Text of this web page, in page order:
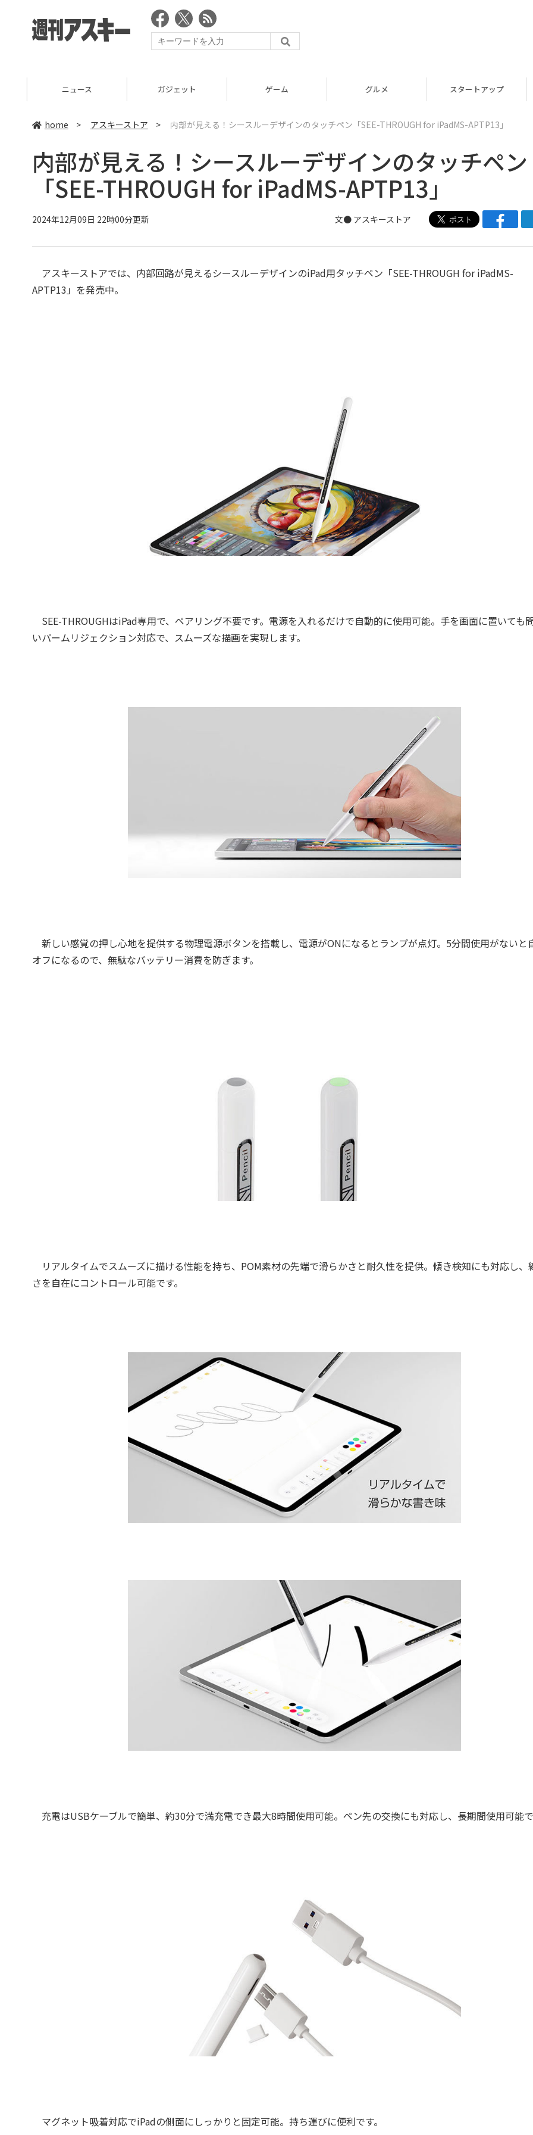
ニュース ガジェット スタートアップ
home > アスキーストア > 内部が見える！シースルーデザインのタッチペン「SEE-THROUGH for iPadMS-APTP13」
内部が見える！シースルーデザインのタッチペン
「SEE-THROUGH for iPadMS-APTP13」
2024年12月09日 22時00分更新 文● アスキーストア
アスキーストアでは、内部回路が見えるシースルーデザインのiPad用タッチペン「SEE-THROUGH for iPadMS-
APTP13」を発売中。
SEE-THROUGHはiPad専用で、ペアリング不要です。電源を入れるだけで自動的に使用可能。手を画面に置いても
いパームリジェクション対応で、スムーズな描画を実現します。
新しい感覚の押し心地を提供する物理電源ボタンを搭載し、電源がONになるとランプが点灯。5分間使用がないと
オフになるので、無駄なバッテリー消費を防ぎます。
リアルタイムでスムーズに描ける性能を持ち、POM素材の先端で滑らかさと耐久性を提供。傾き検知にも対応し、
さを自在にコントロール可能です。
充電はUSBケーブルで簡単、約30分で満充電でき最大8時間使用可能。ペン先の交換にも対応し、長期間使用可能
マグネット吸着対応でiPadの側面にしっかりと固定可能。持ち運びに便利です。